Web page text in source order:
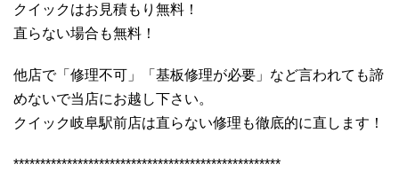
クイックはお見積もり無料！
直らない場合も無料！
他店で「修理不可」「基板修理が必要」など言われても諦
めないで当店にお越し下さい。
クイック岐阜駅前店は直らない修理も徹底的に直します！
**************************************************